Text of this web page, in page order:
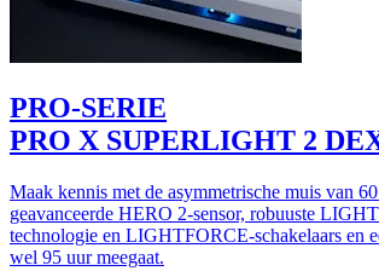
PRO-SERIE
PRO X SUPERLIGHT 2
Maak kennis met de asymmetrische muis van
geavanceerde HERO 2-sensor, robuuste
technologie en LIGHTFORCE-schakelaars en
wel 95 uur meegaat.